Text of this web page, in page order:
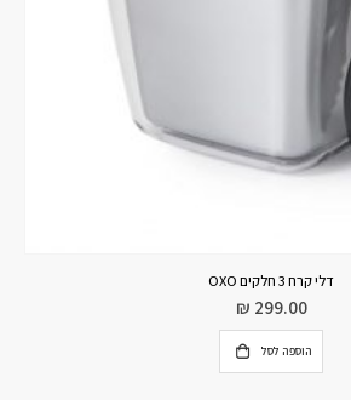
דלי קרח 3 חלקים OXO
₪ 299.00
הוספה לסל